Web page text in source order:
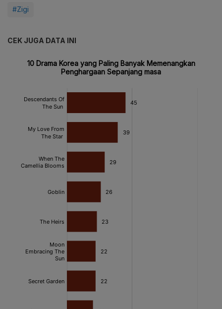
#Zigi
CEK JUGA DATA INI